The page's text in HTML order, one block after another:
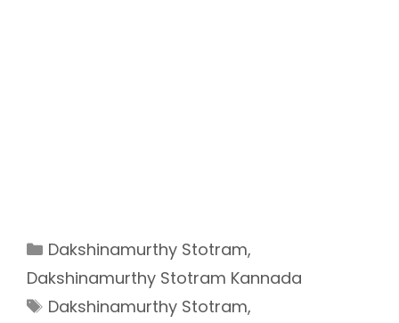
Categories
Dakshinamurthy Stotram,
Dakshinamurthy Stotram Kannada
Tags
Dakshinamurthy Stotram,